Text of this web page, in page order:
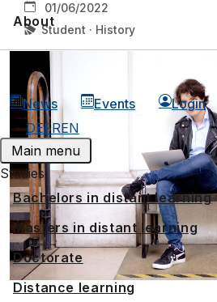
About
News Events
Login
DEFREN
Main menu
Studies
Bachelors in distant learning
Masters in distant learning
Doctorate
Distance learning
01/06/2022
Student · History